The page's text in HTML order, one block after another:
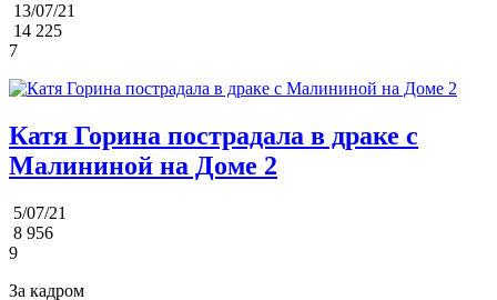
13/07/21
14 225
7
Катя Горина пострадала в драке с
Малининой на Доме 2
5/07/21
8 956
9
За кадром